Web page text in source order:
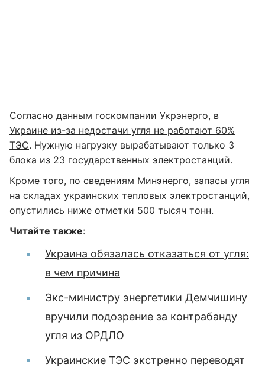
Согласно данным госкомпании Укрэнерго, в
Украине из-за недостачи угля не работают 60%
ТЭС. Нужную нагрузку вырабатывают только 3
блока из 23 государственных электростанций.
Кроме того, по сведениям Минэнерго, запасы угля
на складах украинских тепловых электростанций,
опустились ниже отметки 500 тысяч тонн.
Читайте также:
Украина обязалась отказаться от угля:
в чем причина
Экс-министру энергетики Демчишину
вручили подозрение за контрабанду
угля из ОРДЛО
Украинские ТЭС экстренно переводят